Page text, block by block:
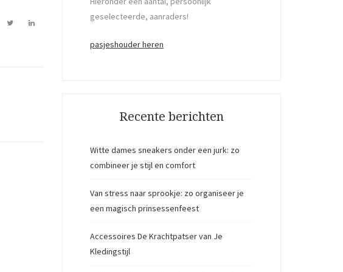
geselecteerde, aanraders!
pasjeshouder heren
Recente berichten
Witte dames sneakers onder een jurk: zo
combineer je stijl en comfort
Van stress naar sprookje: zo organiseer je
een magisch prinsessenfeest
Accessoires De Krachtpatser van Je
Kledingstijl